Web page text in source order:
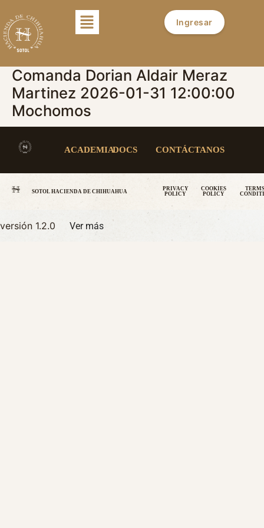
Ingresar
Comanda Dorian Aldair Meraz
Martinez 2026-01-31 12:00:00
Mochomos
ACADEMIADOCS CONTÁCTANOS
SOTOL HACIENDA DE CHIHUAHUA
PRIVACY
POLICY
COOKIES
POLICY
versión 1.2.0 Ver más